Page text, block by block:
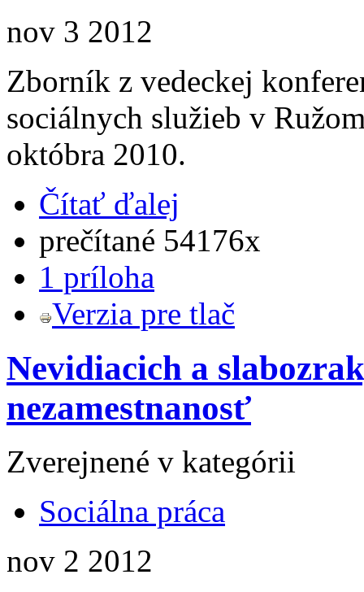
nov 3 2012
Zborník z vedeckej
sociálnych služieb v
októbra 2010.
Čítať ďalej
prečítané 54176x
1 príloha
Verzia pre tlač
Nevidiacich a
nezamestnanosť
Zverejnené v kategórii
Sociálna práca
nov 2 2012